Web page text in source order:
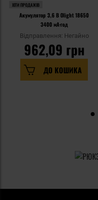
ХІТИ ПРОДАЖІВ
Акумулятор 3,6 В Olight 18650
3400 мА·год
Відправлення: Негайно
962,09 грн
ДО КОШИКА